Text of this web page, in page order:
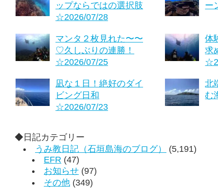
ップならではの選択肢
☆2026/07/28
ー
マンタ２枚見れた〜〜
♡久しぶりの連勝！
☆2026/07/25
体
求
凪な１日！絶好のダイ
ビング日和
☆2026/07/23
北
む
◆日記カテゴリー
うみ教日記（石垣島海のブログ）
(5,191)
EFR (47)
お知らせ (97)
その他 (349)